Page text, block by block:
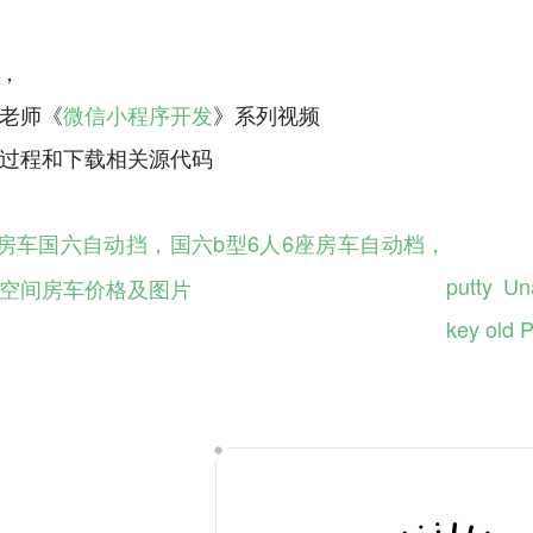
师《微信小程序开发》系列视频
车国六自动挡，国六b型6人6座房车自动档，
间房车价格及图片
putty
key old